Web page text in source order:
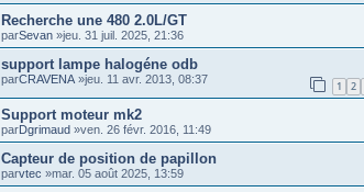
Recherche une 480 2.0L/GT
parSevan »jeu. 31 juil. 2025, 21:36
support lampe halogéne odb
parCRAVENA »jeu. 11 avr. 2013, 08:37 1 2
Support moteur mk2
parDgrimaud »ven. 26 févr. 2016, 11:49
Capteur de position de papillon
parvtec »mar. 05 août 2025, 13:59